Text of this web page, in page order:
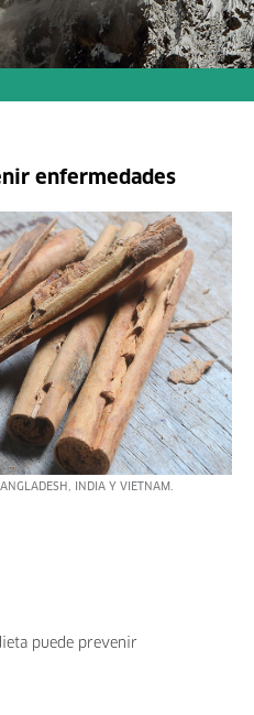
enfermedades
INDIA Y VIETNAM.
puede prevenir